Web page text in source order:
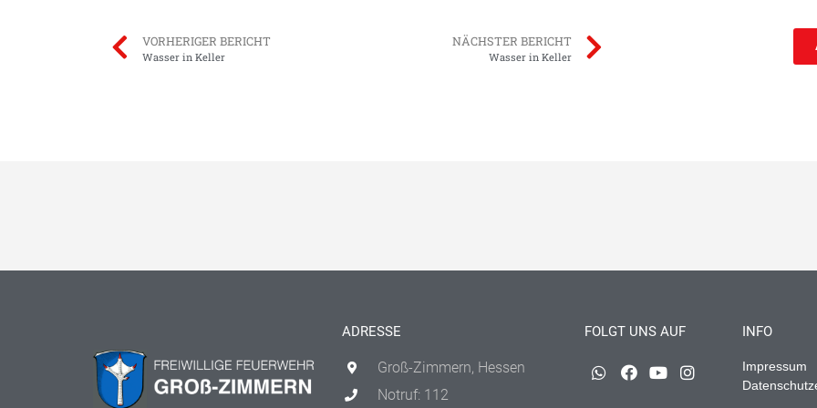
VORHERIGER BERICHT
Wasser in Keller
NÄCHSTER BERICHT
Wasser in Keller
ADRESSE
Groß-Zimmern, Hessen
Notruf: 112
FOLGT UNS AUF INFO
Impressum